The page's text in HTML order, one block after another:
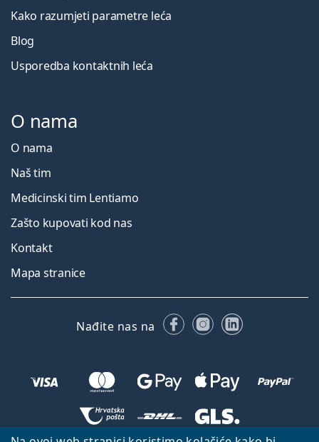
Kako razumjeti parametre leća
Blog
Usporedba kontaktnih leća
O nama
O nama
Naš tim
Medicinski tim Lentiamo
Zašto kupovati kod nas
Kontakt
Mapa stranice
Nađite nas na FacebookuInstagramu
LinkedIn